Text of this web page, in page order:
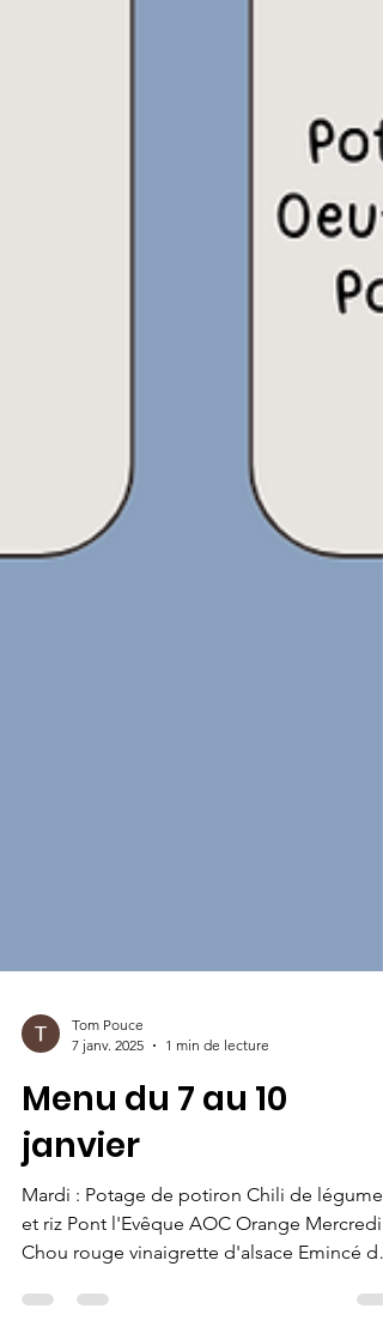
Tom Pouce
7 janv. 2025
1 min de lecture
Menu du 7 au 10
janvier